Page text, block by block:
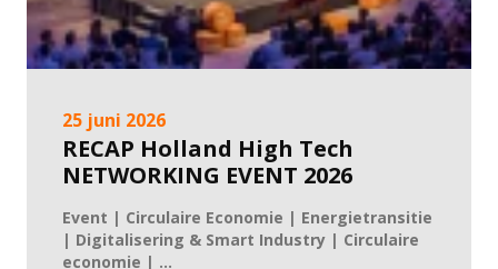
25 juni 2026
RECAP Holland High Tech
NETWORKING EVENT 2026
Event | Circulaire Economie | Energietransitie
| Digitalisering & Smart Industry | Circulaire
economie | ...